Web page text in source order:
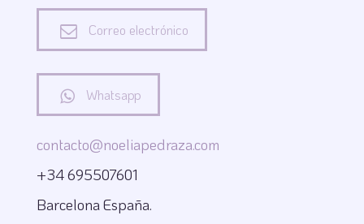
Correo electrónico
Whatsapp
contacto@noeliapedraza.com
+34 695507601
Barcelona España.